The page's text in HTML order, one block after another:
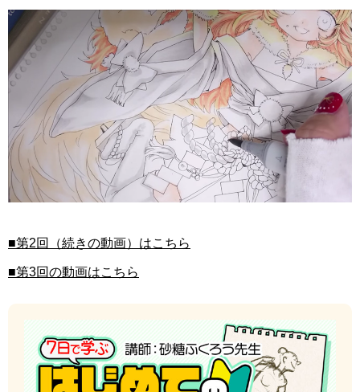
■第2回（続きの動画）はこちら
■第3回の動画はこちら